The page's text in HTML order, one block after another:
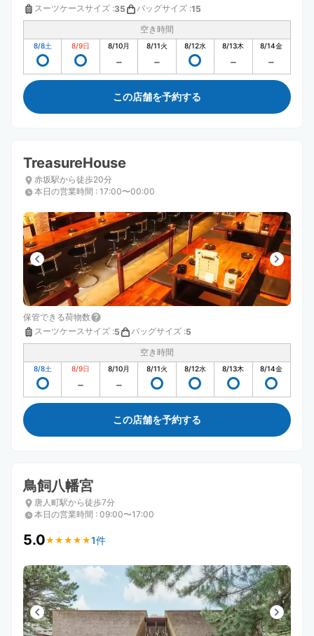
スーツケースサイズ :35 バッグサイズ :15
空き時間
8/8土 8/9日 8/10月 8/11火 8/12水 8/13木 8/14金
この店舗を予約する
TreasureHouse
赤坂駅から徒歩20分
本日の営業時間 : 17:00〜00:00
保管できる荷物数
スーツケースサイズ :5 バッグサイズ :5
空き時間
8/8土 8/9日 8/10月 8/11火 8/12水 8/13木 8/14金
この店舗を予約する
鳥飼八幡宮
唐人町駅から徒歩7分
本日の営業時間 : 09:00〜17:00
5.0★ ★ ★ ★ ★
★ ★ ★ ★ ★1件